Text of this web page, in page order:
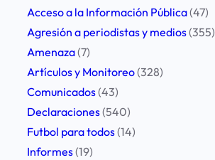
h
Acceso a la Información Pública(47)
Agresión a periodistas y medios(355)
Amenaza(7)
Artículos y Monitoreo(328)
Comunicados(43)
Declaraciones(540)
Futbol para todos(14)
Informes(19)